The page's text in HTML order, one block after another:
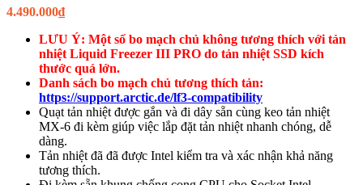
4.490.000₫
LƯU Ý: Một số bo mạch chủ không tương thích với tản
nhiệt Liquid Freezer III PRO do tản nhiệt SSD kích
thước quá lớn.
Danh sách bo mạch chủ tương thích tản:
https://support.arctic.de/lf3-compatibility
Quạt tản nhiệt được gắn và đi dây sẵn cùng keo tản nhiệt
MX-6 đi kèm giúp việc lắp đặt tản nhiệt nhanh chóng, dễ
dàng.
Tản nhiệt đã đã được Intel kiểm tra và xác nhận khả năng
tương thích.